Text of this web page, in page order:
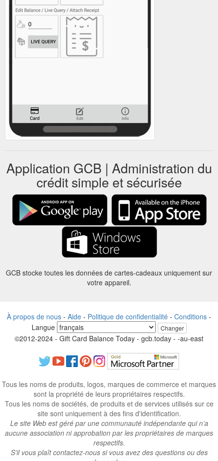
Application GCB | Administration du
crédit simple et sécurisée
GCB stocke toutes les données de cartes-cadeaux uniquement sur
votre appareil.
À propos de nous - Aide - Politique de confidentialité - Conditions -
Langue
Changer
©2012-2024 - Gift Card Balance Today - gcb.today - -au-east
Tous les noms de produits, logos, marques de commerce et marques
sont la propriété de leurs propriétaires respectifs.
Tous les noms de sociétés, de produits et de services utilisés sur ce
site sont uniquement à des fins d'identification.
Le site Web est géré par une communauté indépendante qui n’a
aucune association ni approbation par les propriétaires de marques
respectifs.
S’il vous plaît contactez-nous si vous avez des questions ou des